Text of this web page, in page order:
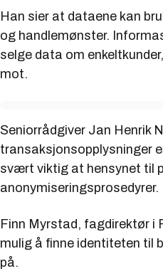
Han sier at dataene kan
og handlemønster.
selge data om
mot.
Seniorrådgiver Jan Henrik
transaksjonsopplysninger
svært viktig at hensynet til
anonymiseringsprosedyrer.
Finn Myrstad, fagdirektør i
mulig å finne identiteten til
på.